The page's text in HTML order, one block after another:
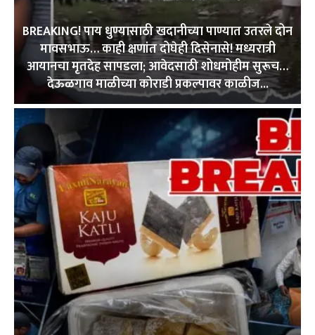
BREAKING! पाय धुण्यासाठी खदानीच्या पाण्यात उतरले दोन
मावसभाऊ… काही क्षणांत दोघेही दिसेनासे! मध्यरात्री
आयानचा मृतदेह सापडला; आवेदसाठी शोधमोहीम सुरूच…
देऊळगाव माळीच्या कोराडी प्रकल्पावर काळीज...